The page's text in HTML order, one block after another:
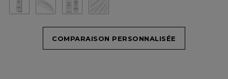
COMPARAISON PERSONNALISÉE